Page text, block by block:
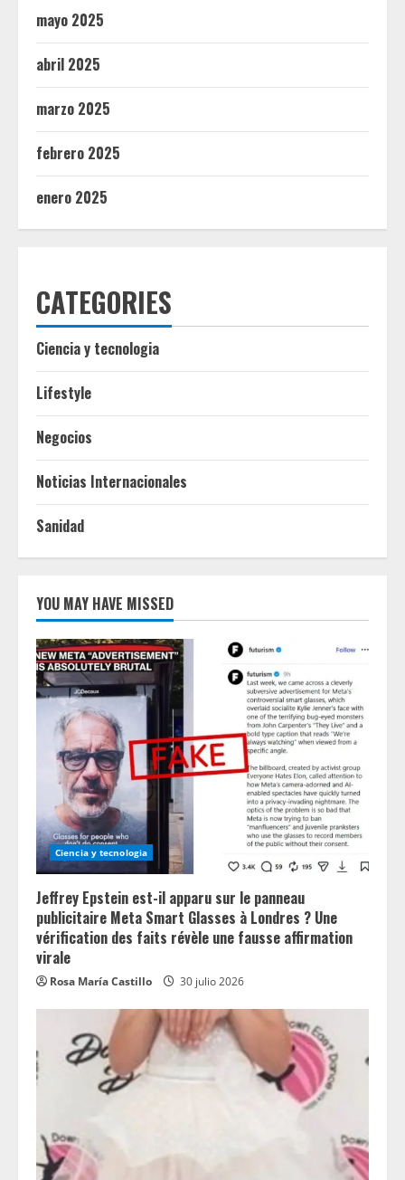
mayo 2025
abril 2025
marzo 2025
febrero 2025
enero 2025
CATEGORIES
Ciencia y tecnologia
Lifestyle
Negocios
Noticias Internacionales
Sanidad
YOU MAY HAVE MISSED
Ciencia y tecnologia
Jeffrey Epstein est-il apparu sur le panneau
publicitaire Meta Smart Glasses à Londres ? Une
vérification des faits révèle une fausse affirmation
virale
Rosa María Castillo 30 julio 2026